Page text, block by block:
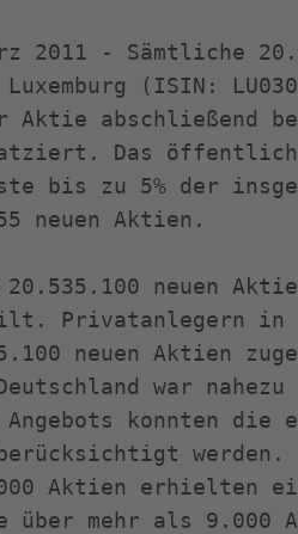
2011 - Sämtliche
Luxemburg (ISIN:
Aktie
Das
bis zu 5% der
neuen Aktien.
20.535.100 neuen
Privatanlegern in
neuen Aktien
war
Angebots konnten
werden.
Aktien erhielten
über mehr als